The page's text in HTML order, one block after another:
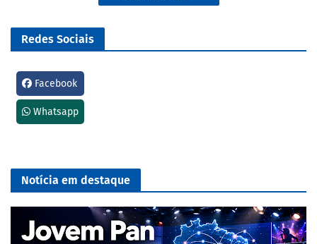
Redes Sociais
Facebook
Whatsapp
Notícia em destaque